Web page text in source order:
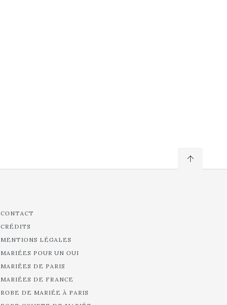
CONTACT
CRÉDITS
MENTIONS LÉGALES
MARIÉES POUR UN OUI
MARIÉES DE PARIS
MARIÉES DE FRANCE
ROBE DE MARIÉE À PARIS